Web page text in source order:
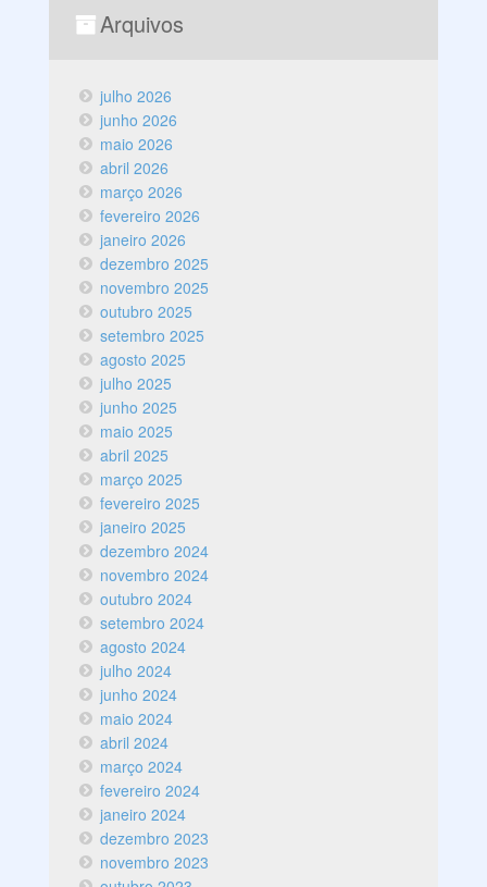
Arquivos
julho 2026
junho 2026
maio 2026
abril 2026
março 2026
fevereiro 2026
janeiro 2026
dezembro 2025
novembro 2025
outubro 2025
setembro 2025
agosto 2025
julho 2025
junho 2025
maio 2025
abril 2025
março 2025
fevereiro 2025
janeiro 2025
dezembro 2024
novembro 2024
outubro 2024
setembro 2024
agosto 2024
julho 2024
junho 2024
maio 2024
abril 2024
março 2024
fevereiro 2024
janeiro 2024
dezembro 2023
novembro 2023